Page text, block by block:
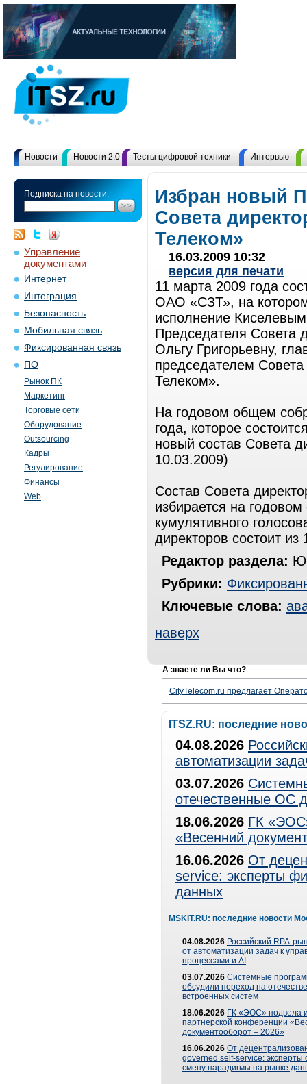
Новости Новости 2.0 Тесты цифровой техники Интервью
Подписка на новости:
Управление
документами
Интернет
Интеграция
Безопасность
Мобильная связь
Фиксированная связь
ПО
Рынок ПК
Маркетинг
Торговые сети
Оборудование
Outsourcing
Кадры
Регулирование
Финансы
Web
Избран новый
Совета
Телеком»
16.03.2009 10:32
версия для печати
11 марта 2009 года
ОАО «СЗТ», на
исполнение
Председателя Совета
Ольгу Григорьевну,
председателем
Телеком».
На годовом общем
года, которое
новый состав Совета
10.03.2009)
Состав Совета
избирается на
кумулятивного
директоров состоит из
Редактор раздела:
Рубрики:
Ключевые слова:
наверх
А знаете ли Вы что?
CityTelecom.ru предлагает
ITSZ.RU: последние
04.08.2026
автоматизации
03.07.2026
отечественные ОС
18.06.2026 ГК
«Весенний
16.06.2026 От
service: эксперты
данных
MSKIT.RU: последние новости
04.08.2026 Российский RPA-
от автоматизации задач к
процессами и AI
03.07.2026 Системные
обсудили переход на
встроенных систем
18.06.2026 ГК «ЭОС» подвела
партнерской конференции
документооборот – 2026»
16.06.2026 От
governed self-service: эксперты
смену парадигмы на рынке